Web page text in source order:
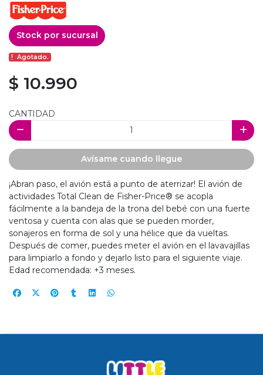
Stock por sucursal
Agotado.
$ 10.990
CANTIDAD
Avísame cuando llegue
¡Abran paso, el avión está a punto de aterrizar! El avión de
actividades Total Clean de Fisher-Price® se acopla
fácilmente a la bandeja de la trona del bebé con una fuerte
ventosa y cuenta con alas que se pueden morder,
sonajeros en forma de sol y una hélice que da vueltas.
Después de comer, puedes meter el avión en el lavavajillas
para limpiarlo a fondo y dejarlo listo para el siguiente viaje.
Edad recomendada: +3 meses.